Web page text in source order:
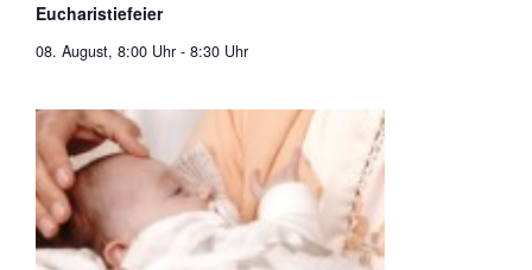
Eucharistiefeier
08. August, 8:00 Uhr - 8:30 Uhr